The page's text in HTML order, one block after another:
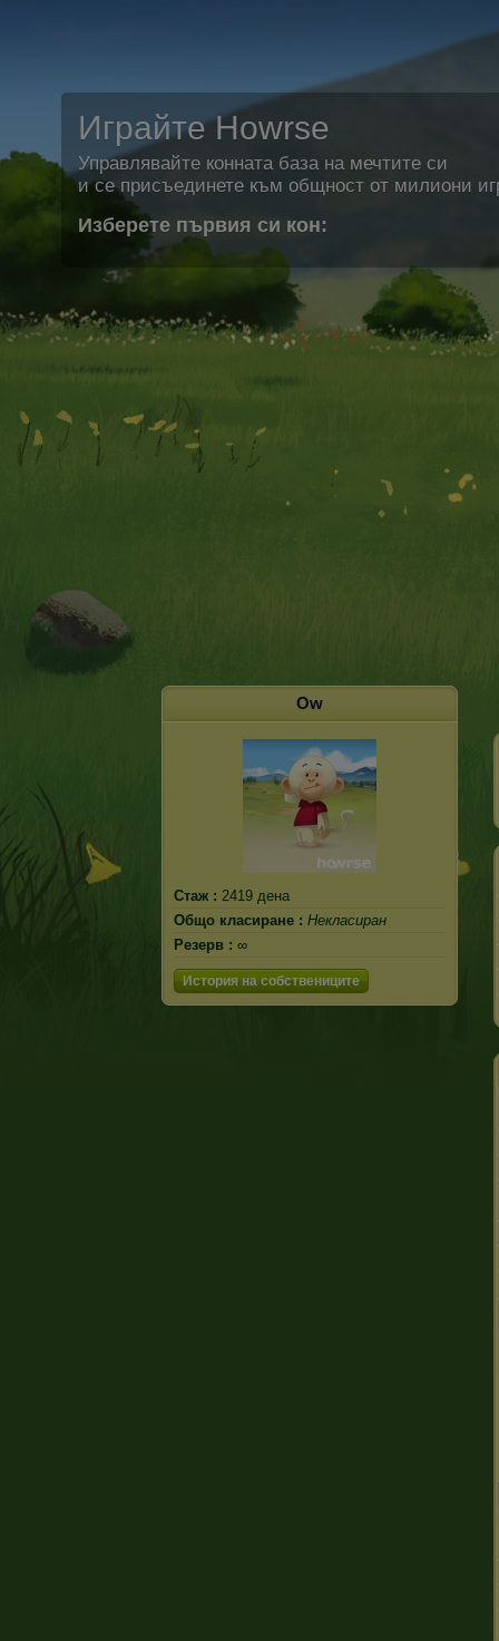
Играйте Howrse
Управлявайте конната база на мечтите си
и се присъединете към общност от милиони
Изберете първия си кон:
Ow
Стаж : 2419 дена
Общо класиране : Некласиран
Резерв : ∞
История на собствениците